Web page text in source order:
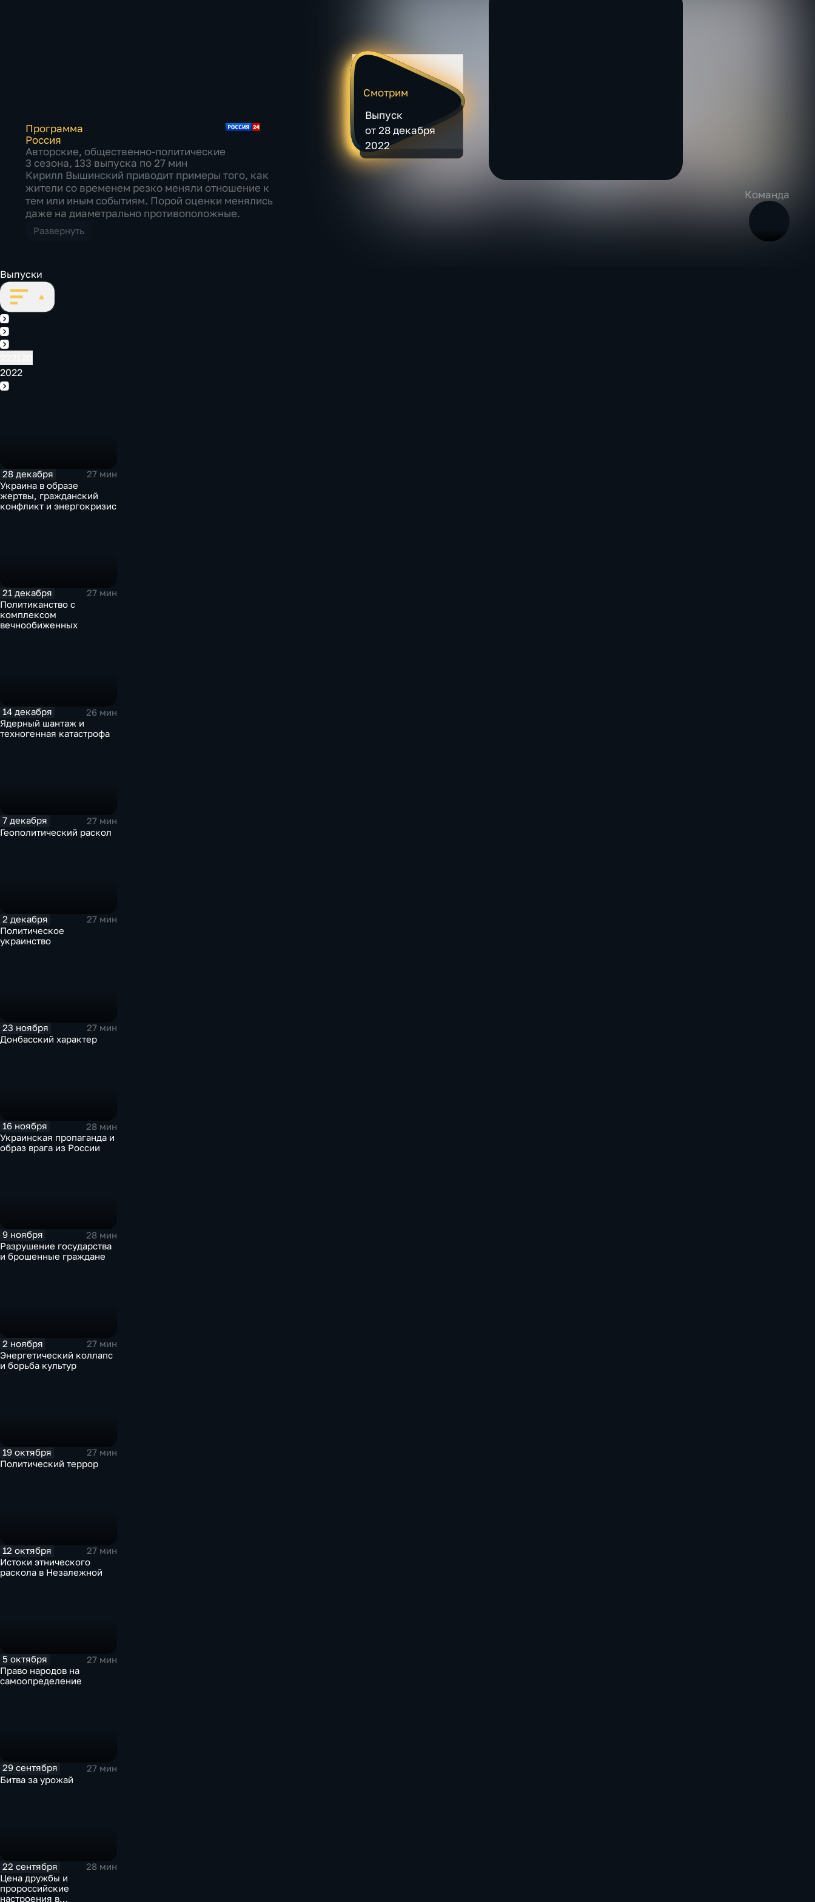
Смотрим
Выпуск
от 28 декабря
2022
Программа
Россия
Авторские, общественно-политические
3 сезона, 133 выпуска по 27 мин
Кирилл Вышинский приводит примеры того, как
жители со временем резко меняли отношение к
тем или иным событиям. Порой оценки менялись
даже на диаметрально противоположные.
Развернуть
Команда
Выпуски
2022
2021
2020
2022
2022
28 декабря
27 мин
Украина в образе
жертвы, гражданский
конфликт и энергокризис
21 декабря
27 мин
Политиканство с
комплексом
вечнообиженных
14 декабря
26 мин
Ядерный шантаж и
техногенная катастрофа
7 декабря
27 мин
Геополитический раскол
2 декабря
27 мин
Политическое
украинство
23 ноября
27 мин
Донбасский характер
16 ноября
28 мин
Украинская пропаганда и
образ врага из России
9 ноября
28 мин
Разрушение государства
и брошенные граждане
2 ноября
27 мин
Энергетический коллапс
и борьба культур
19 октября
27 мин
Политический террор
12 октября
27 мин
Истоки этнического
раскола в Незалежной
5 октября
27 мин
Право народов на
самоопределение
29 сентября
27 мин
Битва за урожай
22 сентября
28 мин
Цена дружбы и
пророссийские
настроения в